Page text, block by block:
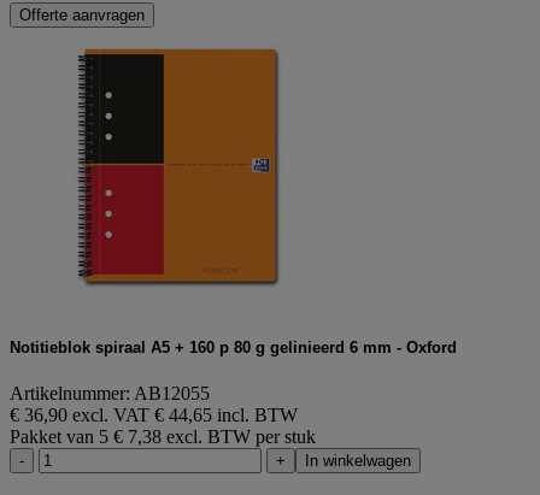
Offerte aanvragen
Notitieblok spiraal A5 + 160 p 80 g gelinieerd 6 mm - Oxford
Artikelnummer: AB12055
€ 36,90 excl. VAT € 44,65 incl. BTW
Pakket van 5 € 7,38 excl. BTW per stuk
- + In winkelwagen